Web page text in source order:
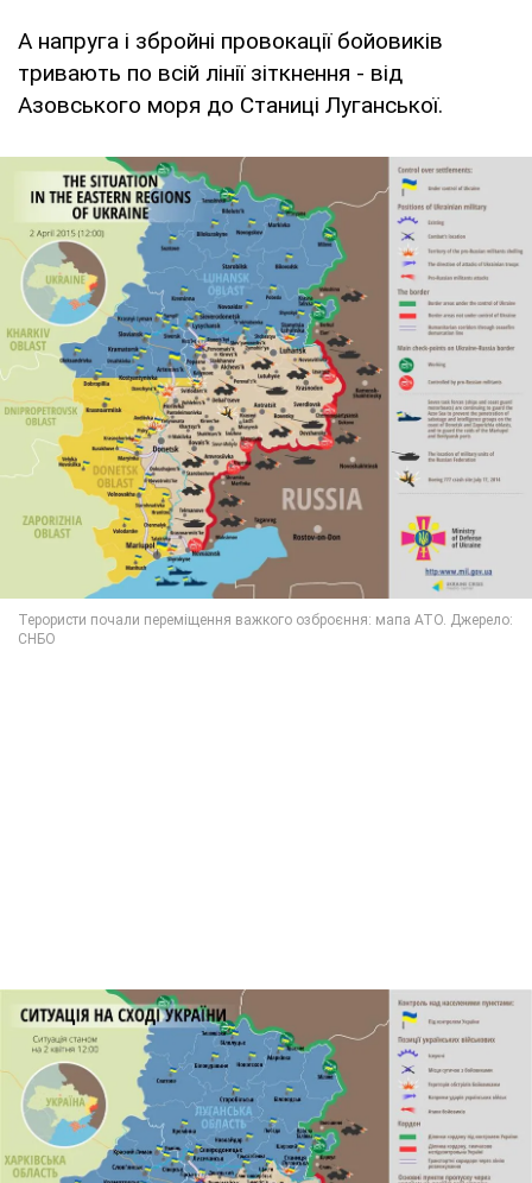
А напруга і збройні провокації бойовиків
тривають по всій лінії зіткнення - від
Азовського моря до Станиці Луганської.